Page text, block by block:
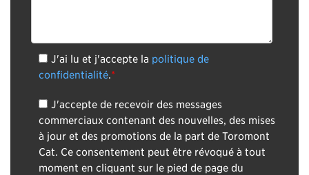
J'ai lu et j'accepte la politique de
confidentialité. *
J'accepte de recevoir des messages
commerciaux contenant des nouvelles, des mises
à jour et des promotions de la part de Toromont
Cat. Ce consentement peut être révoqué à tout
moment en cliquant sur le pied de page du